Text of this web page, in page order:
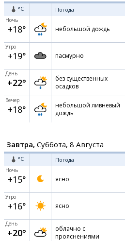
°C Погода
Ночь
+18° небольшой дождь
Утро
+19° пасмурно
День
+22°
без существенных
осадков
Вечер
+18°
небольшой ливневый
дождь
Завтра, Суббота, 8 Августа
°C Погода
Ночь
+15° ясно
Утро
+16° ясно
День
+20°
облачно с
прояснениями